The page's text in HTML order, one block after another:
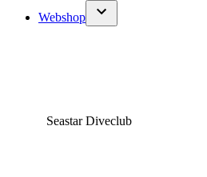
Webshop
Seastar Diveclub